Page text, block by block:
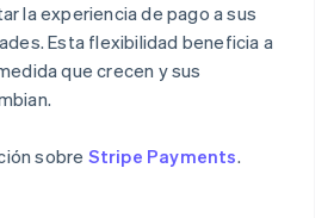
la experiencia de pago a sus
Esta flexibilidad beneficia a
que crecen y sus
sobre Stripe Payments.